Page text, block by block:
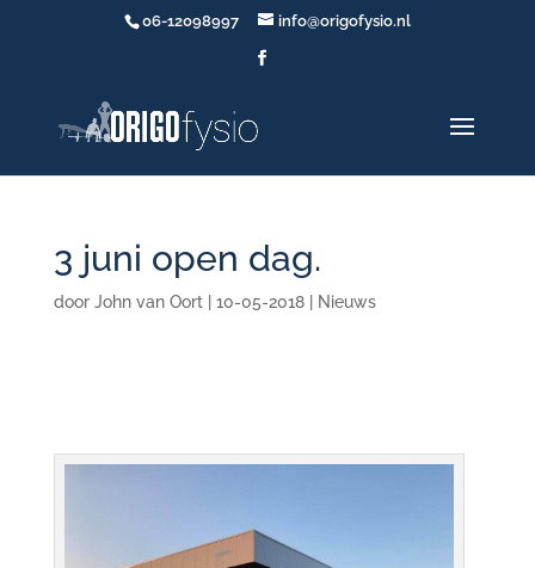
06-12098997 info@origofysio.nl
3 juni open dag.
door John van Oort| 10-05-2018| Nieuws